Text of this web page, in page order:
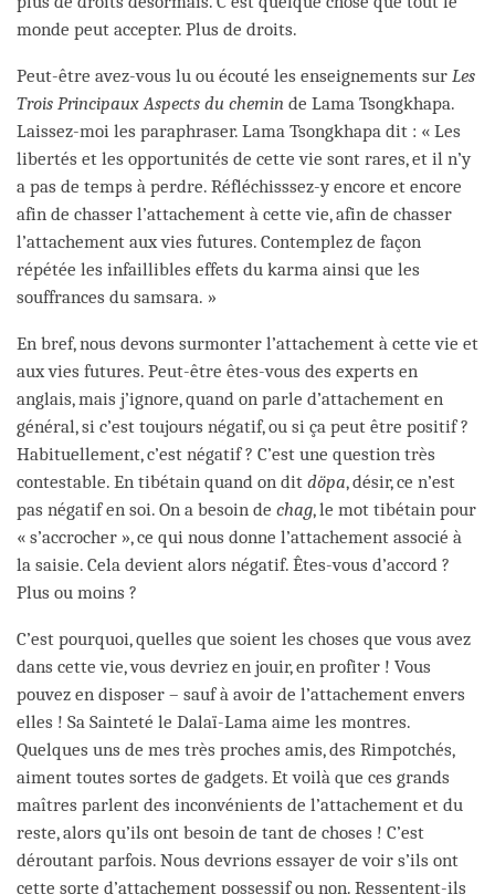
monde peut accepter. Plus de droits.
Peut-être avez-vous lu ou écouté les enseignements sur Les
Trois Principaux Aspects du chemin de Lama Tsongkhapa.
Laissez-moi les paraphraser. Lama Tsongkhapa dit : « Les
libertés et les opportunités de cette vie sont rares, et il n’y
a pas de temps à perdre. Réfléchisssez-y encore et encore
afin de chasser l’attachement à cette vie, afin de chasser
l’attachement aux vies futures. Contemplez de façon
répétée les infaillibles effets du karma ainsi que les
souffrances du samsara. »
En bref, nous devons surmonter l’attachement à cette vie et
aux vies futures. Peut-être êtes-vous des experts en
anglais, mais j’ignore, quand on parle d’attachement en
général, si c’est toujours négatif, ou si ça peut être positif ?
Habituellement, c’est négatif ? C’est une question très
contestable. En tibétain quand on dit döpa, désir, ce n’est
pas négatif en soi. On a besoin de chag, le mot tibétain pour
« s’accrocher », ce qui nous donne l’attachement associé à
la saisie. Cela devient alors négatif. Êtes-vous d’accord ?
Plus ou moins ?
C’est pourquoi, quelles que soient les choses que vous avez
dans cette vie, vous devriez en jouir, en profiter ! Vous
pouvez en disposer – sauf à avoir de l’attachement envers
elles ! Sa Sainteté le Dalaï-Lama aime les montres.
Quelques uns de mes très proches amis, des Rimpotchés,
aiment toutes sortes de gadgets. Et voilà que ces grands
maîtres parlent des inconvénients de l’attachement et du
reste, alors qu’ils ont besoin de tant de choses ! C’est
déroutant parfois. Nous devrions essayer de voir s’ils ont
cette sorte d’attachement possessif ou non. Ressentent-ils